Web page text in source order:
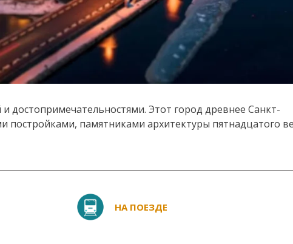
достопримечательностями. Этот город древнее Санкт-
постройками, памятниками архитектуры пятнадцатого
НА ПОЕЗДЕ